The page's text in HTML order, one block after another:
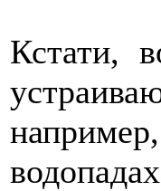
Кстати,